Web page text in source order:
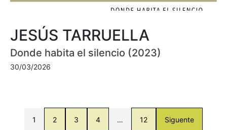
JESÚS TARRUELLA
Donde habita el silencio (2023)
30/03/2026
1 2 3 4 … 12 Siguente